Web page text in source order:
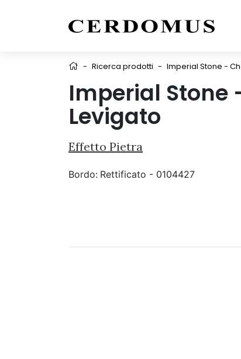
- Ricerca prodotti - Imperial Stone -
Imperial Stone
Levigato
Effetto Pietra
Bordo: Rettificato - 0104427